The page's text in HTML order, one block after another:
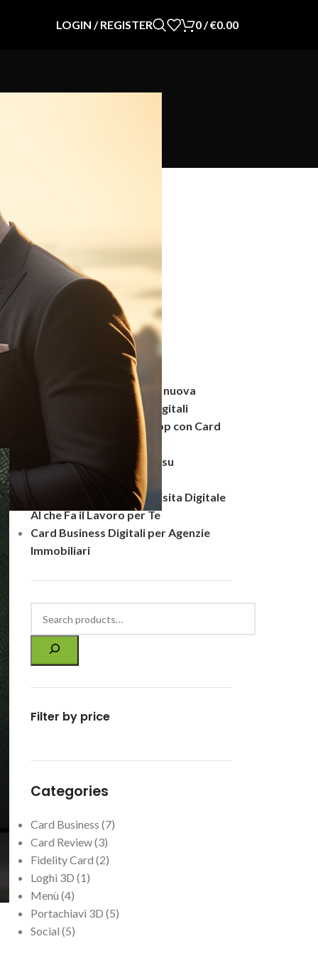
LOGIN / REGISTER 0/€0.00
Pagamenti WhatsApp: la nuova
frontiera delle vendite digitali
Prenotazioni su Whatsapp con Card
Come non farsi Bloccare su
Card AI – Il Biglietto da Visita Digitale
AI che Fa il Lavoro per Te
Card Business Digitali per Agenzie
Immobiliari
Filter by price
Categories
Card Business 7
Card Review 3
Fidelity Card 2
Loghi 3D 1
Menù 4
Portachiavi 3D 5
Social 5